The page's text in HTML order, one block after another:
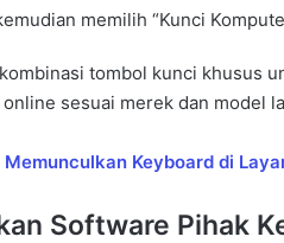
memilih “Kunci
tombol kunci khusus
sesuai merek dan model
Memunculkan Keyboard di
Software Pihak